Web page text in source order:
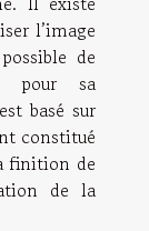
l’image
de
pour sa
basé sur
constitué
finition de
de la